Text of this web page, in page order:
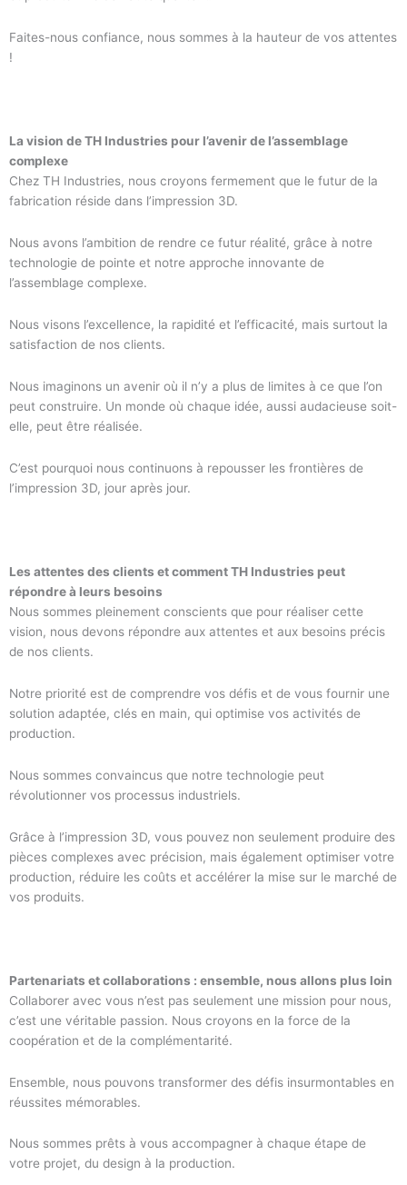
Faites-nous confiance, nous sommes à la hauteur de vos attentes
!
La vision de TH Industries pour l’avenir de l’assemblage
complexe
Chez TH Industries, nous croyons fermement que le futur de la
fabrication réside dans l’impression 3D.
Nous avons l’ambition de rendre ce futur réalité, grâce à notre
technologie de pointe et notre approche innovante de
l’assemblage complexe.
Nous visons l’excellence, la rapidité et l’efficacité, mais surtout la
satisfaction de nos clients.
Nous imaginons un avenir où il n’y a plus de limites à ce que l’on
peut construire. Un monde où chaque idée, aussi audacieuse soit-
elle, peut être réalisée.
C’est pourquoi nous continuons à repousser les frontières de
l’impression 3D, jour après jour.
Les attentes des clients et comment TH Industries peut
répondre à leurs besoins
Nous sommes pleinement conscients que pour réaliser cette
vision, nous devons répondre aux attentes et aux besoins précis
de nos clients.
Notre priorité est de comprendre vos défis et de vous fournir une
solution adaptée, clés en main, qui optimise vos activités de
production.
Nous sommes convaincus que notre technologie peut
révolutionner vos processus industriels.
Grâce à l’impression 3D, vous pouvez non seulement produire des
pièces complexes avec précision, mais également optimiser votre
production, réduire les coûts et accélérer la mise sur le marché de
vos produits.
Partenariats et collaborations : ensemble, nous allons plus loin
Collaborer avec vous n’est pas seulement une mission pour nous,
c’est une véritable passion. Nous croyons en la force de la
coopération et de la complémentarité.
Ensemble, nous pouvons transformer des défis insurmontables en
réussites mémorables.
Nous sommes prêts à vous accompagner à chaque étape de
votre projet, du design à la production.